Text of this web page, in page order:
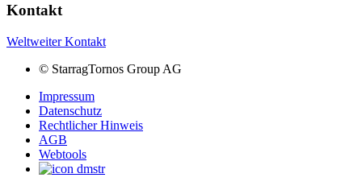
Kontakt
Weltweiter Kontakt
© StarragTornos Group AG
Impressum
Datenschutz
Rechtlicher Hinweis
AGB
Webtools